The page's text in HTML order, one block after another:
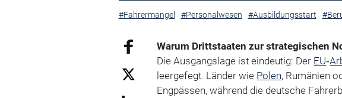
#Fahrermangel #Personalwesen #Ausbildungsstart
Warum Drittstaaten zur strategischen
Die Ausgangslage ist eindeutig: Der EU‑
leergefegt. Länder wie Polen, Rumänien
Engpässen, während die deutsche